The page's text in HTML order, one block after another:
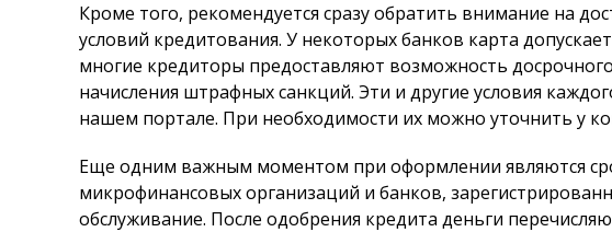
Кроме того, рекомендуется сразу обратить внимание на
условий кредитования. У некоторых банков карта
многие кредиторы предоставляют возможность
начисления штрафных санкций. Эти и другие условия
нашем портале. При необходимости их можно уточнить у
Еще одним важным моментом при оформлении являются
микрофинансовых организаций и банков,
обслуживание. После одобрения кредита деньги